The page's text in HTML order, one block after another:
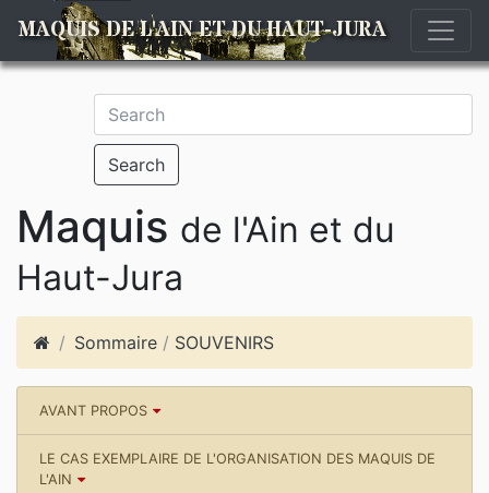
MAQUIS DE L'AIN ET DU HAUT-JURA
Search
Maquis de l'Ain et du
Haut-Jura
Sommaire / SOUVENIRS
AVANT PROPOS
LE CAS EXEMPLAIRE DE L'ORGANISATION DES MAQUIS DE
L'AIN